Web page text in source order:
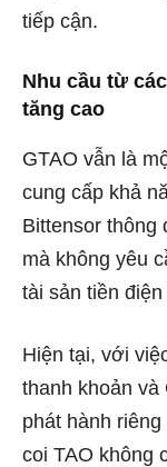
tiếp cận.
Nhu cầu từ
tăng cao
GTAO vẫn là
cung cấp khả
Bittensor thông
mà không yêu
tài sản tiền
Hiện tại, với
thanh khoản và
phát hành
coi TAO không